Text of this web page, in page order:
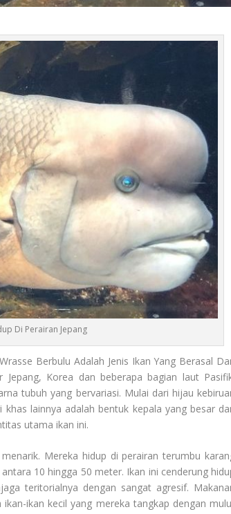
Di Perairan Jepang
Berbulu Adalah Jenis Ikan Yang Berasal
Korea dan beberapa bagian laut
tubuh yang bervariasi. Mulai dari hijau
lainnya adalah bentuk kepala yang besar
utama ikan ini.
Mereka hidup di perairan terumbu
10 hingga 50 meter. Ikan ini cenderung
teritorialnya dengan sangat agresif.
ikan kecil yang mereka tangkap dengan